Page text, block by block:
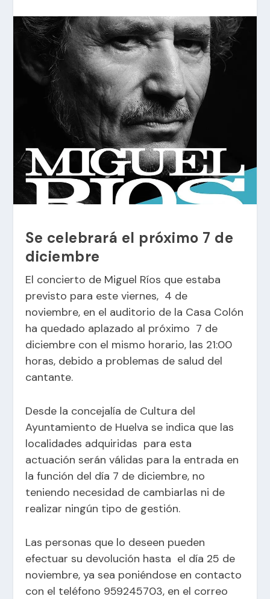
Se celebrará el próximo 7 de
diciembre
El concierto de Miguel Ríos que estaba
previsto para este viernes, 4 de
noviembre, en el auditorio de la Casa Colón
ha quedado aplazado al próximo 7 de
diciembre con el mismo horario, las 21:00
horas, debido a problemas de salud del
cantante.
Desde la concejalía de Cultura del
Ayuntamiento de Huelva se indica que las
localidades adquiridas para esta
actuación serán válidas para la entrada en
la función del día 7 de diciembre, no
teniendo necesidad de cambiarlas ni de
realizar ningún tipo de gestión.
Las personas que lo deseen pueden
efectuar su devolución hasta el día 25 de
noviembre, ya sea poniéndose en contacto
con el teléfono 959245703, en el correo